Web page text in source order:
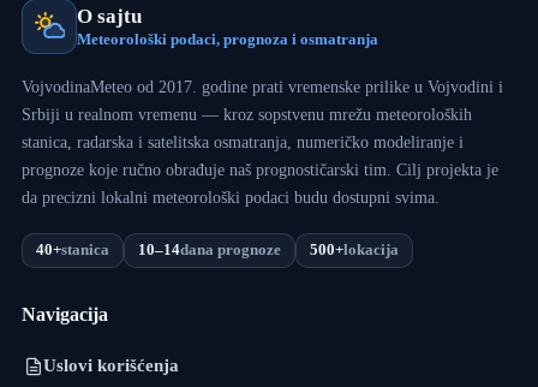
O sajtu
Meteorološki podaci, prognoza i osmatranja
VojvodinaMeteo od 2017. godine prati vremenske prilike u Vojvodini i
Srbiji u realnom vremenu — kroz sopstvenu mrežu meteoroloških
stanica, radarska i satelitska osmatranja, numeričko modeliranje i
prognoze koje ručno obrađuje naš prognostičarski tim. Cilj projekta je
da precizni lokalni meteorološki podaci budu dostupni svima.
40+stanica 10–14dana prognoze 500+lokacija
Navigacija
Uslovi korišćenja